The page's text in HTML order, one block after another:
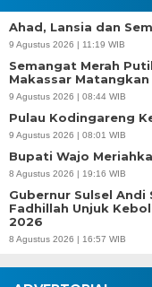
Ahad, Lansia dan
9 Agustus 2026 | 11:19 WIB
Semangat Merah
Makassar Matangkan
9 Agustus 2026 | 08:44 WIB
Pulau Kodingareng
9 Agustus 2026 | 08:01 WIB
Bupati Wajo
8 Agustus 2026 | 19:16 WIB
Gubernur Sulsel Andi
Fadhillah Unjuk
2026
8 Agustus 2026 | 16:57 WIB